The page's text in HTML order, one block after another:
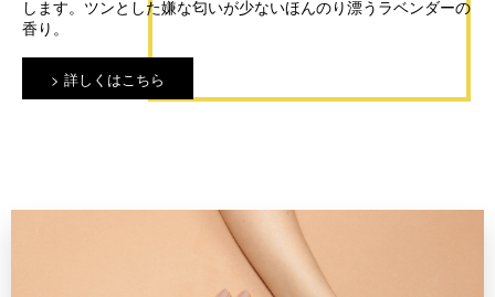
します。ツンとした嫌な匂いが少ないほんのり漂うラベンダーの
香り。
詳しくはこちら